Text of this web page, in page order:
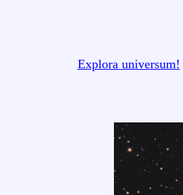
Explora universum!